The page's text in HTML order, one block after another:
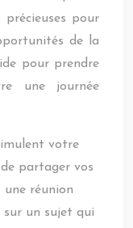
pour
de la
pour prendre
une journée
votre
partager vos
une réunion
sur un sujet qui